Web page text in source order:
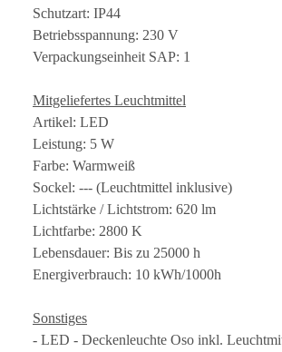
Schutzart: IP44
Betriebsspannung: 230 V
Verpackungseinheit SAP: 1
Mitgeliefertes Leuchtmittel
Artikel: LED
Leistung: 5 W
Farbe: Warmweiß
Sockel: --- (Leuchtmittel inklusive)
Lichtstärke / Lichtstrom: 620 lm
Lichtfarbe: 2800 K
Lebensdauer: Bis zu 25000 h
Energiverbrauch: 10 kWh/1000h
Sonstiges
- LED - Deckenleuchte Oso inkl.